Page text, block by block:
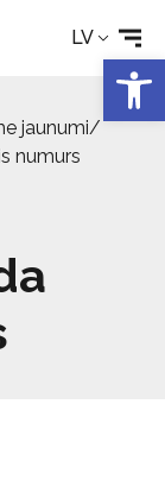
LV
jaunumi/
numurs